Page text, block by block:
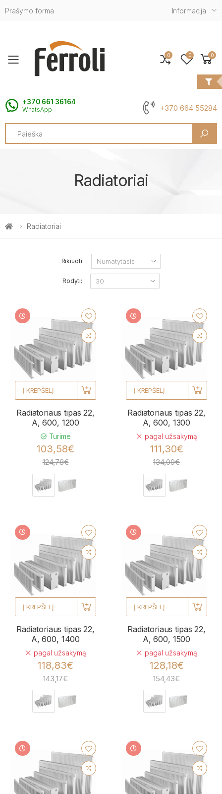
Prašymo forma Informacija
Toggle mobile menu
+370 661 36164
WhatsApp +370 664 55284
Search
0 0 0
Radiatoriai
Radiatoriai
Rikiuoti:
Rodyti:
Į KREPŠELĮ
Radiatoriaus tipas 22,
A, 600, 1200
Turime
103,58€
124,78€
Į KREPŠELĮ
Radiatoriaus tipas 22,
A, 600, 1300
pagal užsakymą
111,30€
134,09€
Į KREPŠELĮ
Radiatoriaus tipas 22,
A, 600, 1400
pagal užsakymą
118,83€
143,17€
Į KREPŠELĮ
Radiatoriaus tipas 22,
A, 600, 1500
pagal užsakymą
128,18€
154,43€